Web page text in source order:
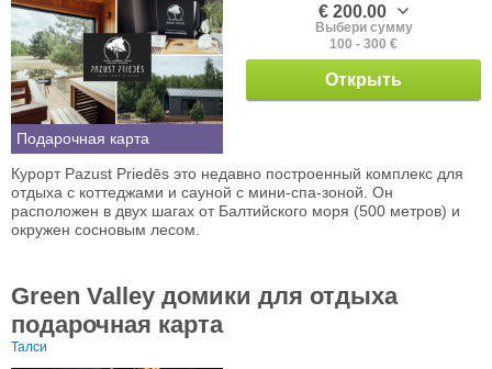
Подарочная карта
€ 200.00
Выбери сумму
100 - 300 €
Открыть
Курорт Pazust Priedēs это недавно построенный комплекс для
отдыха с коттеджами и сауной с мини-спа-зоной. Он
расположен в двух шагах от Балтийского моря (500 метров) и
окружен сосновым лесом.
Green Valley домики для отдыха
подарочная карта
Талси